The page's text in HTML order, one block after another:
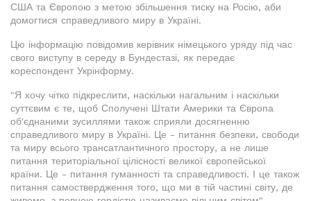
США та Європою з метою збільшення тиску на Росію, аби
домогтися справедливого миру в Україні.
Цю інформацію повідомив керівник німецького уряду під час
свого виступу в середу в Бундестазі, як передає
кореспондент Укрінформу.
"Я хочу чітко підкреслити, наскільки нагальним і наскільки
суттєвим є те, щоб Сполучені Штати Америки та Європа
об'єднаними зусиллями також сприяли досягненню
справедливого миру в Україні. Це - питання безпеки, свободи
та миру всього трансатлантичного простору, а не лише
питання територіальної цілісності великої європейської
країни. Це - питання гуманності та справедливості. І це також
питання самоствердження того, що ми в тій частині світу, де